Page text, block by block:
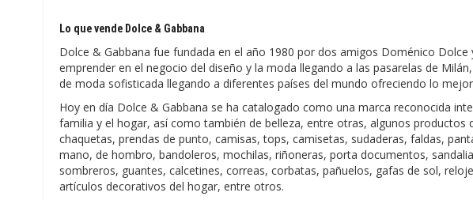
Lo que vende Dolce & Gabbana
Dolce & Gabbana fue fundada en el año 1980 por dos amigos Doménico
emprender en el negocio del diseño y la moda llegando a las pasarelas de
de moda sofisticada llegando a diferentes países del mundo ofreciendo lo
Hoy en día Dolce & Gabbana se ha catalogado como una marca reconocida
familia y el hogar, así como también de belleza, entre otras, algunos productos
chaquetas, prendas de punto, camisas, tops, camisetas, sudaderas, faldas,
mano, de hombro, bandoleros, mochilas, riñoneras, porta documentos,
sombreros, guantes, calcetines, correas, corbatas, pañuelos, gafas de sol,
artículos decorativos del hogar, entre otros.